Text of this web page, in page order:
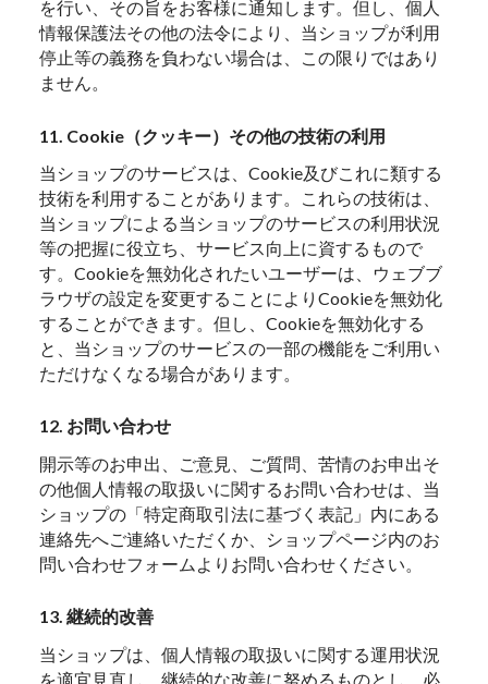
を行い、その旨をお客様に通知します。但し、個人
情報保護法その他の法令により、当ショップが利用
停止等の義務を負わない場合は、この限りではあり
ません。
11. Cookie（クッキー）その他の技術の利用
当ショップのサービスは、Cookie及びこれに類する
技術を利用することがあります。これらの技術は、
当ショップによる当ショップのサービスの利用状況
等の把握に役立ち、サービス向上に資するもので
す。Cookieを無効化されたいユーザーは、ウェブブ
ラウザの設定を変更することによりCookieを無効化
することができます。但し、Cookieを無効化する
と、当ショップのサービスの一部の機能をご利用い
ただけなくなる場合があります。
12. お問い合わせ
開示等のお申出、ご意見、ご質問、苦情のお申出そ
の他個人情報の取扱いに関するお問い合わせは、当
ショップの「特定商取引法に基づく表記」内にある
連絡先へご連絡いただくか、ショップページ内のお
問い合わせフォームよりお問い合わせください。
13. 継続的改善
当ショップは、個人情報の取扱いに関する運用状況
を適宜見直し、継続的な改善に努めるものとし、必